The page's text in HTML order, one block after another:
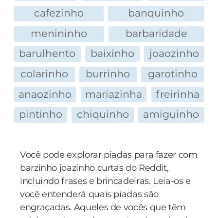
nadar até a praia!
— A loiraça tirou a parte de cima do biquíni.
Paulo, ela tinha seios enormes! Perfeitos! Depois
tirou pequena saia... depois tirou a calcinha do
biquíni... E... Paulo... Paulo...
— Fala logo, Mauricinho!
— A loira era um cara! Paulo... Um homem
grandão com um bilau enooorme, muito
grande, Paulo!... E eu, Paulo... eu não sei nadar,
Oooooo garçommmmmm... Euuu achooo que
o seu time de Pimbolin esta fugindoo!!!
cafezinho
banquinho
menininho
barbaridade
barulhento
baixinho
joaozinho
colarinho
burrinho
garotinho
anaozinho
mariazinha
freirinha
pintinho
chiquinho amiguinho
Você pode explorar piadas para fazer com
barzinho joazinho curtas do Reddit,
incluindo frases e brincadeiras. Leia-os e
você entenderá quais piadas são
engraçadas. Aqueles de vocês que têm